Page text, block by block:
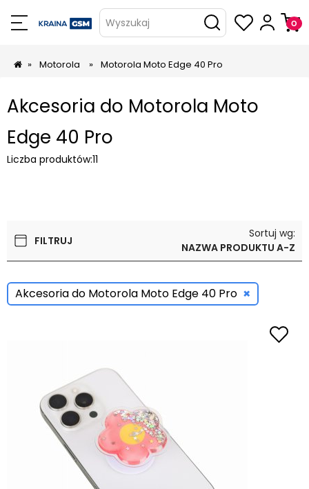
Wyszukaj
» Motorola » Motorola Moto Edge 40 Pro
Akcesoria do Motorola Moto
Edge 40 Pro
Liczba produktów:11
FILTRUJ
Sortuj wg:
NAZWA PRODUKTU A-Z
Akcesoria do Motorola Moto Edge 40 Pro ×